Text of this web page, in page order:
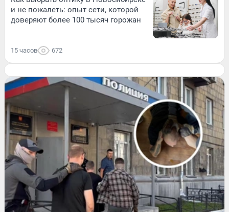
и не пожалеть: опыт сети, которой
доверяют более 100 тысяч горожан
15 часов 672